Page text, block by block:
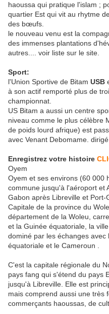
haoussa qui pratique l'islam ;
quartier Est qui vit au rhytme
des bœufs.
le nouveau venu est la
des immenses plantations
autres.... voir liste sur le site.
Sport:
l'Union Sportive de Bitam USB
à son actif remporté plus de
championnat.
US Bitam a aussi un centre
niveau comme le plus célèbre
de poids lourd afrique) est
avec Venant Debomame.
Enregistrez votre histoire
Oyem
Oyem et ses environs (60 000
commune jusqu'à l'aéroport et
Gabon après Libreville et Port-
Capitale de la province du
département de la Woleu,
et la Guinée équatoriale, la
dominé par les échanges
équatoriale et le Cameroun .
C'est la capitale régionale du
pays fang qui s'étend du pays
jusqu'à Libreville. Elle est
mais comprend aussi une très
commerçants haoussas, de